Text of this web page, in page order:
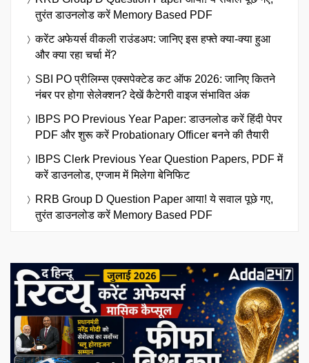
तुरंत डाउनलोड करें Memory Based PDF
करेंट अफेयर्स वीकली राउंडअप: जानिए इस हफ्ते क्या-क्या हुआ
और क्या रहा चर्चा में?
SBI PO प्रीलिम्स एक्सपेक्टेड कट ऑफ 2026: जानिए कितने
नंबर पर होगा सेलेक्शन? देखें कैटेगरी वाइज संभावित अंक
IBPS PO Previous Year Paper: डाउनलोड करें हिंदी पेपर
PDF और शुरू करें Probationary Officer बनने की तैयारी
IBPS Clerk Previous Year Question Papers, PDF में
करें डाउनलोड, एग्जाम में मिलेगा बेनिफिट
RRB Group D Question Paper आया! ये सवाल पूछे गए,
तुरंत डाउनलोड करें Memory Based PDF